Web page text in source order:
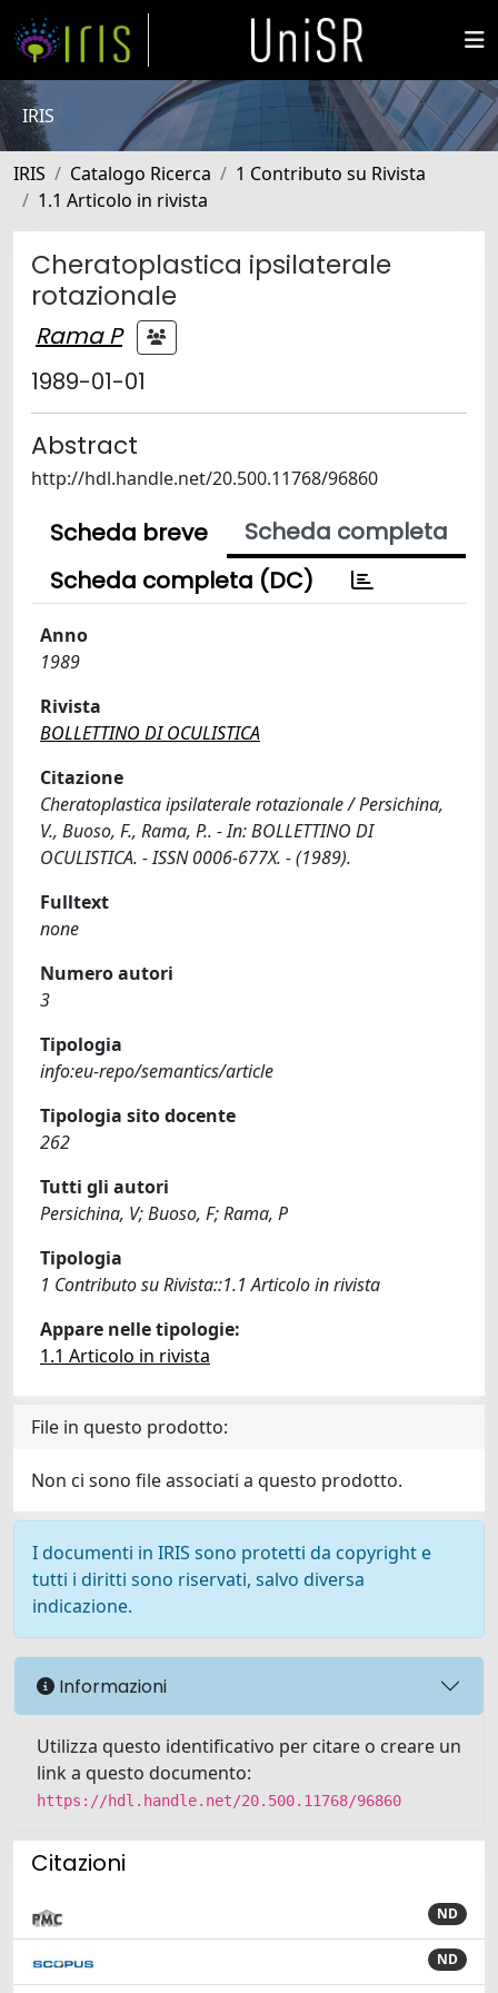
IRIS
IRIS Catalogo Ricerca
1 Contributo su Rivista
1.1 Articolo in rivista
Cheratoplastica ipsilaterale
rotazionale
Rama P
1989-01-01
Abstract
http://hdl.handle.net/20.500.11768/96860
Scheda breve
Scheda completa
Scheda completa (DC)
Anno
1989
Rivista
BOLLETTINO DI OCULISTICA
Citazione
Cheratoplastica ipsilaterale rotazionale / Persichina,
V., Buoso, F., Rama, P.. - In: BOLLETTINO DI
OCULISTICA. - ISSN 0006-677X. - (1989).
Fulltext
none
Numero autori
3
Tipologia
info:eu-repo/semantics/article
Tipologia sito docente
262
Tutti gli autori
Persichina, V; Buoso, F; Rama, P
Tipologia
1 Contributo su Rivista::1.1 Articolo in rivista
Appare nelle tipologie:
1.1 Articolo in rivista
File in questo prodotto:
Non ci sono file associati a questo prodotto.
I documenti in IRIS sono protetti da copyright e
tutti i diritti sono riservati, salvo diversa
indicazione.
Informazioni
Utilizza questo identificativo per citare o creare un
link a questo documento:
https://hdl.handle.net/20.500.11768/96860
Citazioni
ND
ND